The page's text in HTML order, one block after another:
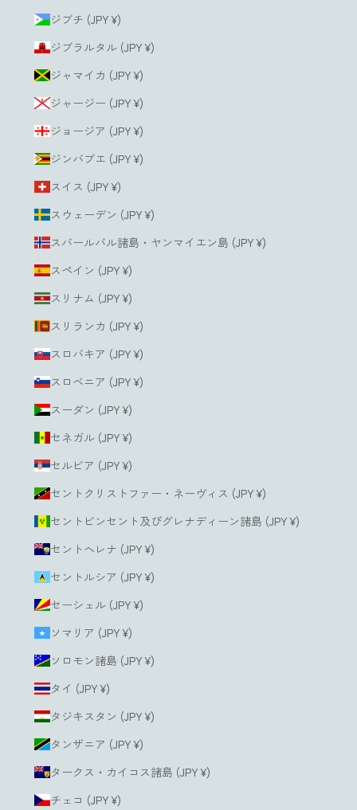
ジブチ (JPY ¥)
ジブラルタル (JPY ¥)
ジャマイカ (JPY ¥)
ジャージー (JPY ¥)
ジョージア (JPY ¥)
ジンバブエ (JPY ¥)
スイス (JPY ¥)
スウェーデン (JPY ¥)
スバールバル諸島・ヤンマイエン島 (JPY ¥)
スペイン (JPY ¥)
スリナム (JPY ¥)
スリランカ (JPY ¥)
スロバキア (JPY ¥)
スロベニア (JPY ¥)
スーダン (JPY ¥)
セネガル (JPY ¥)
セルビア (JPY ¥)
セントクリストファー・ネーヴィス (JPY ¥)
セントビンセント及びグレナディーン諸島 (JPY ¥)
セントヘレナ (JPY ¥)
セントルシア (JPY ¥)
セーシェル (JPY ¥)
ソマリア (JPY ¥)
ソロモン諸島 (JPY ¥)
タイ (JPY ¥)
タジキスタン (JPY ¥)
タンザニア (JPY ¥)
タークス・カイコス諸島 (JPY ¥)
チェコ (JPY ¥)